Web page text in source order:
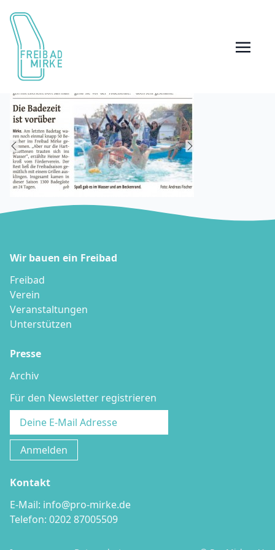
Wir bauen ein Freibad
Freibad
Verein
Veranstaltungen
Unterstützen
Presse
Archiv
Für den Newsletter registrieren
Kontakt
E-Mail: info@pro-mirke.de
Telefon: 0202 87005509